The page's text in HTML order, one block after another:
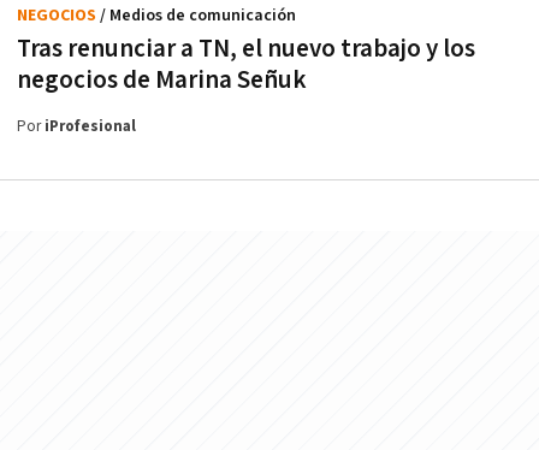
Tras renunciar a TN, el nuevo trabajo y los
negocios de Marina Señuk
NEGOCIOS / Medios de comunicación
PoriProfesional